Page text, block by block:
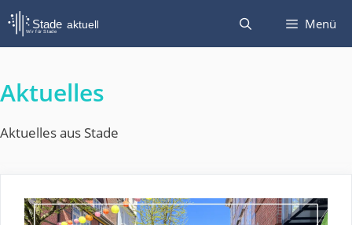
Zum
Inhalt
springen
Menü
Aktuelles
Aktuelles aus Stade